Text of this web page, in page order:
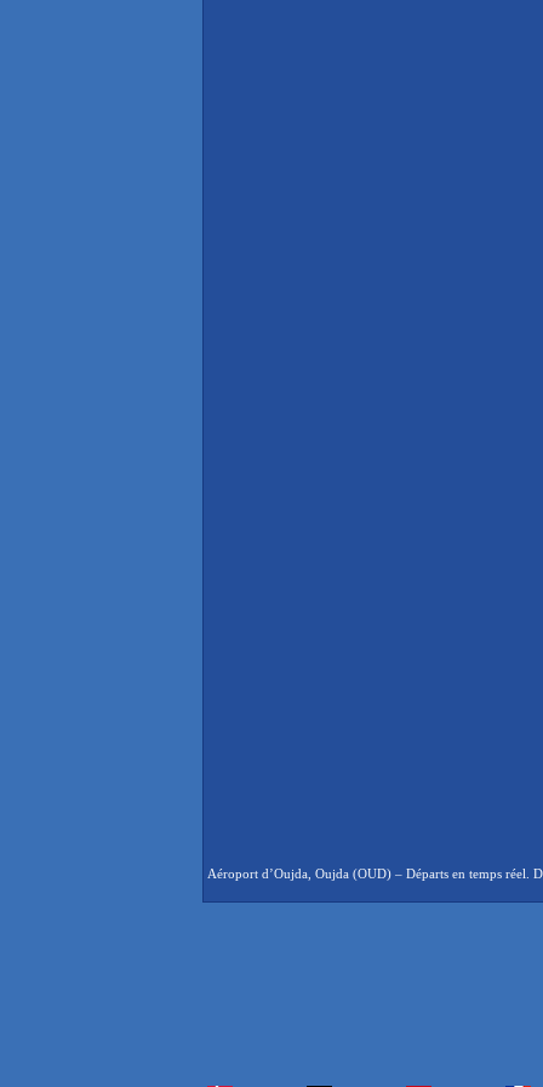
Aéroport d’Oujda, Oujda (OUD) – Départs en temps réel.